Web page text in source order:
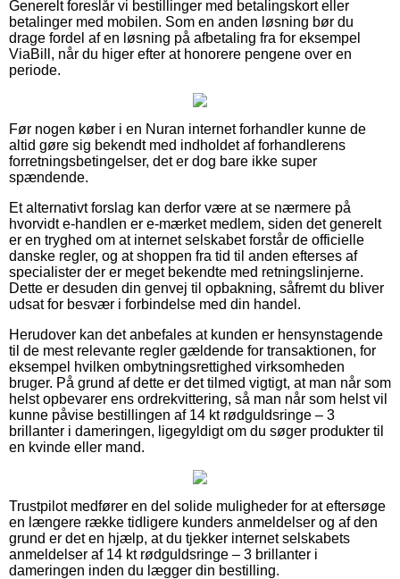
Generelt foreslår vi bestillinger med betalingskort eller
betalinger med mobilen. Som en anden løsning bør du
drage fordel af en løsning på afbetaling fra for eksempel
ViaBill, når du higer efter at honorere pengene over en
periode.
Før nogen køber i en Nuran internet forhandler kunne de
altid gøre sig bekendt med indholdet af forhandlerens
forretningsbetingelser, det er dog bare ikke super
spændende.
Et alternativt forslag kan derfor være at se nærmere på
hvorvidt e-handlen er e-mærket medlem, siden det generelt
er en tryghed om at internet selskabet forstår de officielle
danske regler, og at shoppen fra tid til anden efterses af
specialister der er meget bekendte med retningslinjerne.
Dette er desuden din genvej til opbakning, såfremt du bliver
udsat for besvær i forbindelse med din handel.
Herudover kan det anbefales at kunden er hensynstagende
til de mest relevante regler gældende for transaktionen, for
eksempel hvilken ombytningsrettighed virksomheden
bruger. På grund af dette er det tilmed vigtigt, at man når som
helst opbevarer ens ordrekvittering, så man når som helst vil
kunne påvise bestillingen af 14 kt rødguldsringe – 3
brillanter i dameringen, ligegyldigt om du søger produkter til
en kvinde eller mand.
Trustpilot medfører en del solide muligheder for at eftersøge
en længere række tidligere kunders anmeldelser og af den
grund er det en hjælp, at du tjekker internet selskabets
anmeldelser af 14 kt rødguldsringe – 3 brillanter i
dameringen inden du lægger din bestilling.